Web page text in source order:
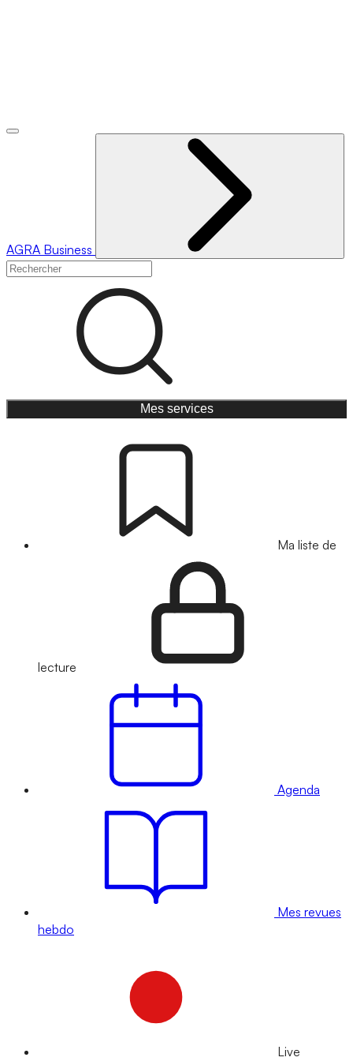
AGRA Business
Mes services
Ma liste de
lecture
Agenda
Mes revues
hebdo
Live